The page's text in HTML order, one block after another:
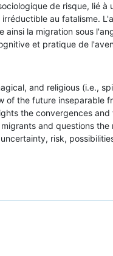
de risque, lié à
au fatalisme.
la migration sous
et pratique de
and religious (i.e.,
the future inseparable
the convergences
and questions the
risk,